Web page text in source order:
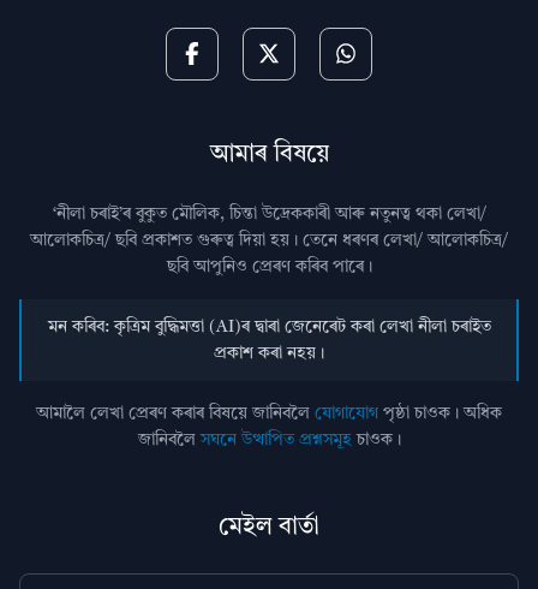
আমাৰ বিষয়ে
‘নীলা চৰাই’ৰ বুকুত মৌলিক, চিন্তা উদ্রেককাৰী আৰু নতুনত্ব থকা লেখা/
আলোকচিত্ৰ/ ছবি প্রকাশত গুৰুত্ব দিয়া হয়। তেনে ধৰণৰ লেখা/ আলোকচিত্ৰ/
ছবি আপুনিও প্রেৰণ কৰিব পাৰে।
মন কৰিব: কৃত্ৰিম বুদ্ধিমত্তা (AI)ৰ দ্বাৰা জেনেৰেট কৰা লেখা নীলা চৰাইত
প্ৰকাশ কৰা নহয়।
আমালৈ লেখা প্ৰেৰণ কৰাৰ বিষয়ে জানিবলৈ যোগাযোগ পৃষ্ঠা চাওক। অধিক
জানিবলৈসঘনে উত্থাপিত প্ৰশ্নসমূহচাওক।
মেইল বাৰ্তা